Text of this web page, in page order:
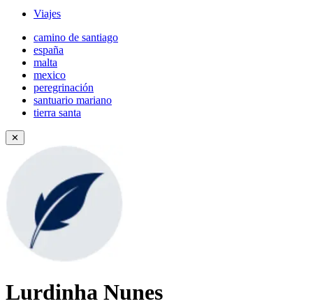
Viajes
camino de santiago
españa
malta
mexico
peregrinación
santuario mariano
tierra santa
✕
Lurdinha Nunes